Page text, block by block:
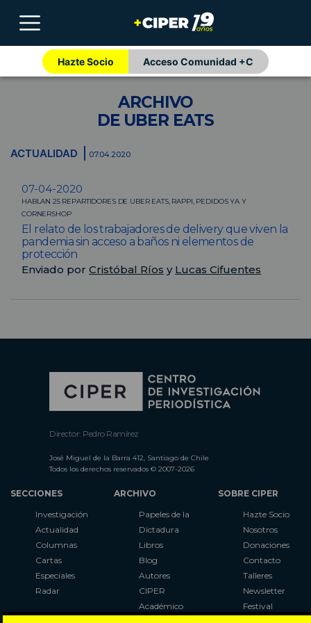
Hazte Socio Acceso Comunidad +C
ARCHIVO
DE UBER EATS
ACTUALIDAD 07.04.2020
07-04-2020
HABLAN 25 REPARTIDORES DE UBER EATS, RAPPI, PEDIDOS YA Y
CORNERSHOP
El relato de los trabajadores de delivery que viven la
pandemia sin acceso a baños ni elementos de
protección
Enviado por Cristóbal Ríos y Lucas Cifuentes
Director: Pedro Ramírez
José Miguel de la Barra 412, Santiago de Chile
Todos los derechos reservados © 2007-2026
SECCIONES
Investigación
Actualidad
Columnas
Cartas
Especiales
Radar
ARCHIVO
Papeles de la
Dictadura
Libros
Blog
Autores
CIPER
Académico
SOBRE CIPER
Hazte Socio
Nosotros
Donaciones
Contacto
Talleres
Newsletter
Festival